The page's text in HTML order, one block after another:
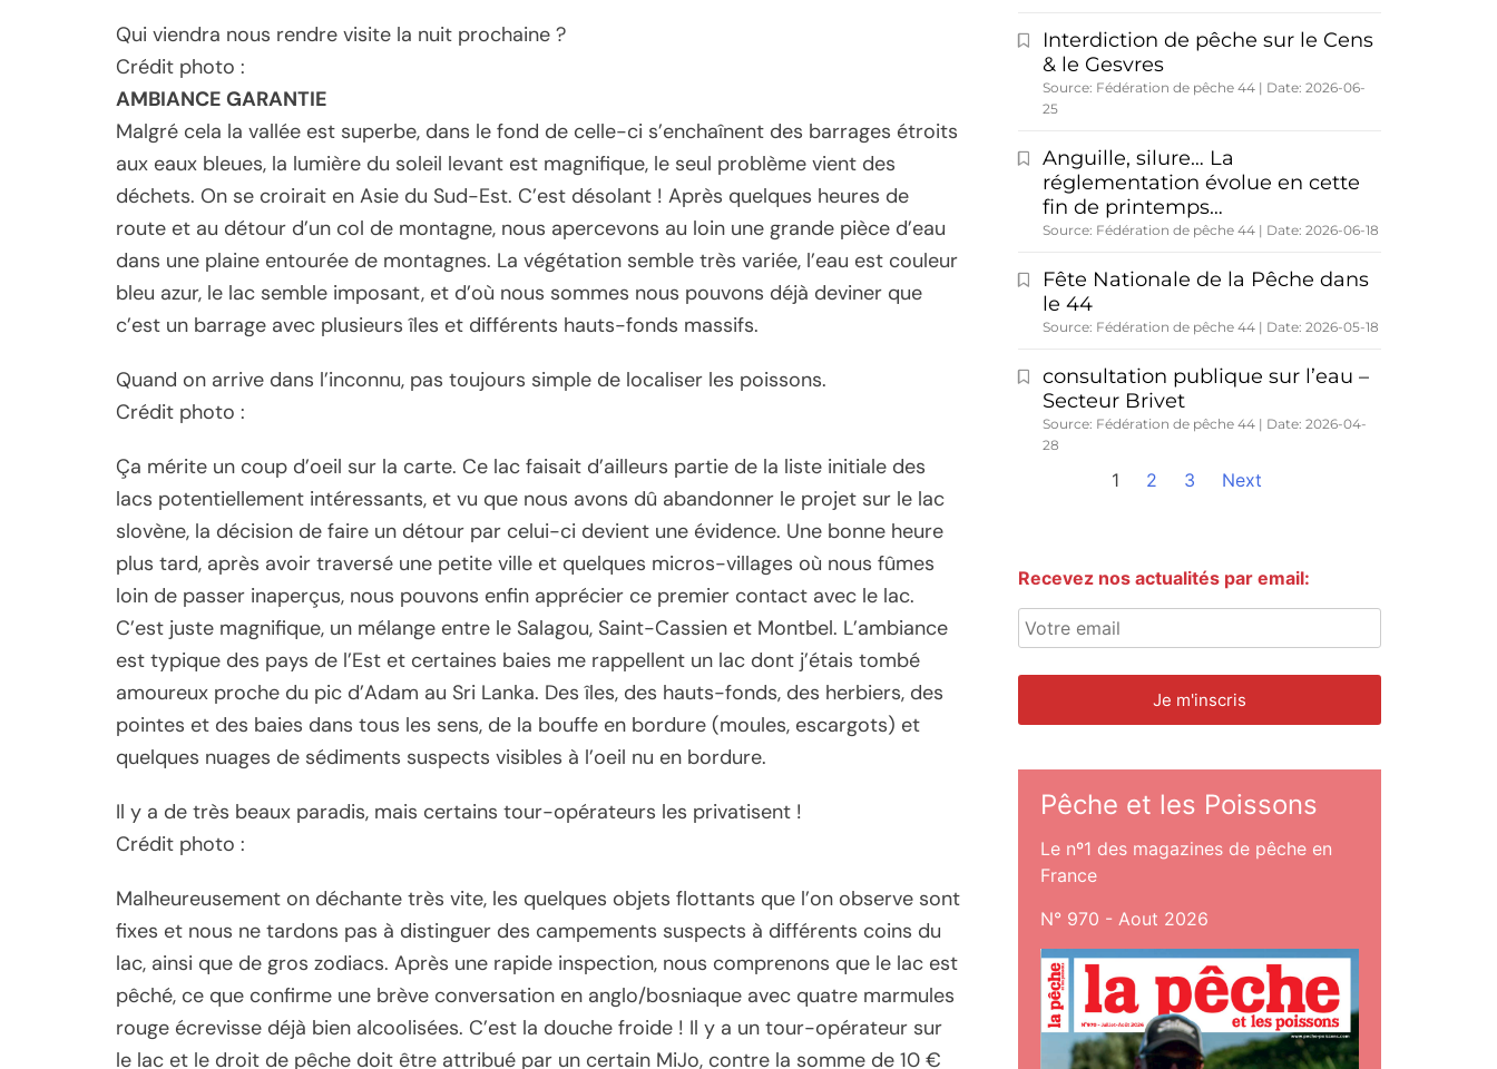
Qui viendra nous rendre visite la nuit prochaine ?
Crédit photo :
AMBIANCE GARANTIE
Malgré cela la vallée est superbe, dans le fond de celle-ci s’enchaînent des barrages étroits
aux eaux bleues, la lumière du soleil levant est magnifique, le seul problème vient des
déchets. On se croirait en Asie du Sud-Est. C’est désolant ! Après quelques heures de
route et au détour d’un col de montagne, nous apercevons au loin une grande pièce d’eau
dans une plaine entourée de montagnes. La végétation semble très variée, l’eau est couleur
bleu azur, le lac semble imposant, et d’où nous sommes nous pouvons déjà deviner que
c’est un barrage avec plusieurs îles et différents hauts-fonds massifs.
Quand on arrive dans l’inconnu, pas toujours simple de localiser les poissons.
Crédit photo :
Ça mérite un coup d’oeil sur la carte. Ce lac faisait d’ailleurs partie de la liste initiale des
lacs potentiellement intéressants, et vu que nous avons dû abandonner le projet sur le lac
slovène, la décision de faire un détour par celui-ci devient une évidence. Une bonne heure
plus tard, après avoir traversé une petite ville et quelques micros-villages où nous fûmes
loin de passer inaperçus, nous pouvons enfin apprécier ce premier contact avec le lac.
C’est juste magnifique, un mélange entre le Salagou, Saint-Cassien et Montbel. L’ambiance
est typique des pays de l’Est et certaines baies me rappellent un lac dont j’étais tombé
amoureux proche du pic d’Adam au Sri Lanka. Des îles, des hauts-fonds, des herbiers, des
pointes et des baies dans tous les sens, de la bouffe en bordure (moules, escargots) et
quelques nuages de sédiments suspects visibles à l’oeil nu en bordure.
Il y a de très beaux paradis, mais certains tour-opérateurs les privatisent !
Crédit photo :
Malheureusement on déchante très vite, les quelques objets flottants que l’on observe sont
fixes et nous ne tardons pas à distinguer des campements suspects à différents coins du
lac, ainsi que de gros zodiacs. Après une rapide inspection, nous comprenons que le lac est
pêché, ce que confirme une brève conversation en anglo/bosniaque avec quatre marmules
rouge écrevisse déjà bien alcoolisées. C’est la douche froide ! Il y a un tour-opérateur sur
le lac et le droit de pêche doit être attribué par un certain MiJo, contre la somme de 10 €
Interdiction de pêche sur le Cens
& le Gesvres
Source: Fédération de pêche 44
Date: 2026-06-
25
Anguille, silure… La
réglementation évolue en cette
fin de printemps…
Source: Fédération de pêche 44 Date: 2026-06-18
Fête Nationale de la Pêche dans
le 44
Source: Fédération de pêche 44 Date: 2026-05-18
consultation publique sur l’eau –
Secteur Brivet
Source: Fédération de pêche 44
Date: 2026-04-
28
1 2 3 Next
Recevez nos actualités par email:
Pêche et les Poissons
Le nº1 des magazines de pêche en
France
N° 970 - Aout 2026